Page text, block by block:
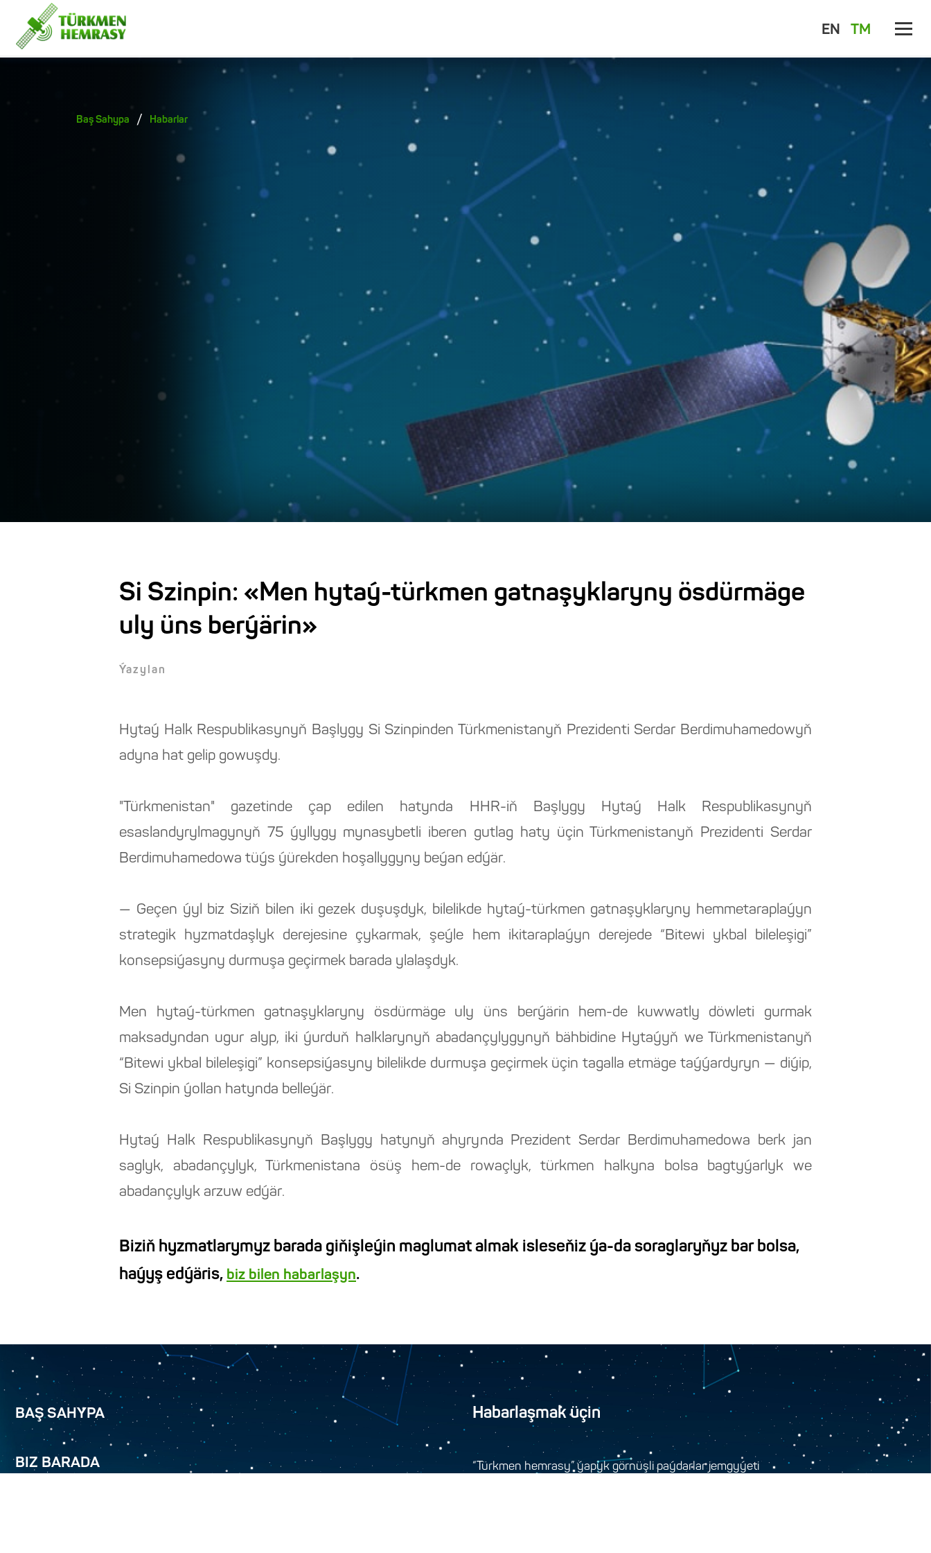
EN TM
Baş Sahypa / Habarlar
Si Szinpin: «Men hytaý-türkmen gatnaşyklaryny ösdürmäge
uly üns berýärin»
Ýazylan
Hytaý Halk Respublikasynyň Başlygy Si Szinpinden Türkmenistanyň Prezidenti Serdar Berdimuhamedowyň
adyna hat gelip gowuşdy.
"Türkmenistan" gazetinde çap edilen hatynda HHR-iň Başlygy Hytaý Halk Respublikasynyň
esaslandyrylmagynyň 75 ýyllygy mynasybetli iberen gutlag haty üçin Türkmenistanyň Prezidenti Serdar
Berdimuhamedowa tüýs ýürekden hoşallygyny beýan edýär.
— Geçen ýyl biz Siziň bilen iki gezek duşuşdyk, bilelikde hytaý-türkmen gatnaşyklaryny hemmetaraplaýyn
strategik hyzmatdaşlyk derejesine çykarmak, şeýle hem ikitaraplaýyn derejede “Bitewi ykbal bileleşigi”
konsepsiýasyny durmuşa geçirmek barada ylalaşdyk.
Men hytaý-türkmen gatnaşyklaryny ösdürmäge uly üns berýärin hem-de kuwwatly döwleti gurmak
maksadyndan ugur alyp, iki ýurduň halklarynyň abadançylygynyň bähbidine Hytaýyň we Türkmenistanyň
“Bitewi ykbal bileleşigi” konsepsiýasyny bilelikde durmuşa geçirmek üçin tagalla etmäge taýýardyryn — diýip,
Si Szinpin ýollan hatynda belleýär.
Hytaý Halk Respublikasynyň Başlygy hatynyň ahyrynda Prezident Serdar Berdimuhamedowa berk jan
saglyk, abadançylyk, Türkmenistana ösüş hem-de rowaçlyk, türkmen halkyna bolsa bagtyýarlyk we
abadançylyk arzuw edýär.
Biziň hyzmatlarymyz barada giňişleýin maglumat almak isleseňiz ýa-da soraglaryňyz bar bolsa,
haýyş edýäris, biz bilen habarlaşyn.
BAŞ SAHYPA
BIZ BARADA
Habarlaşmak üçin
“Türkmen hemrasy” ýapyk görnüşli paýdarlar jemgyýeti